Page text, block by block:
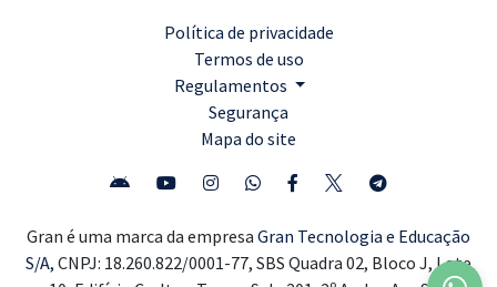
Política de privacidade
Termos de uso
Regulamentos
Segurança
Mapa do site
Gran é uma marca da empresa Gran Tecnologia e Educação
S/A, CNPJ: 18.260.822/0001-77, SBS Quadra 02, Bloco J, Lote